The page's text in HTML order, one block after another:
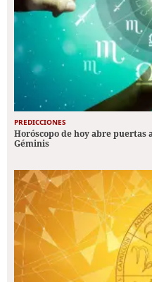
PREDICCIONES
Horóscopo de hoy abre puertas
Géminis